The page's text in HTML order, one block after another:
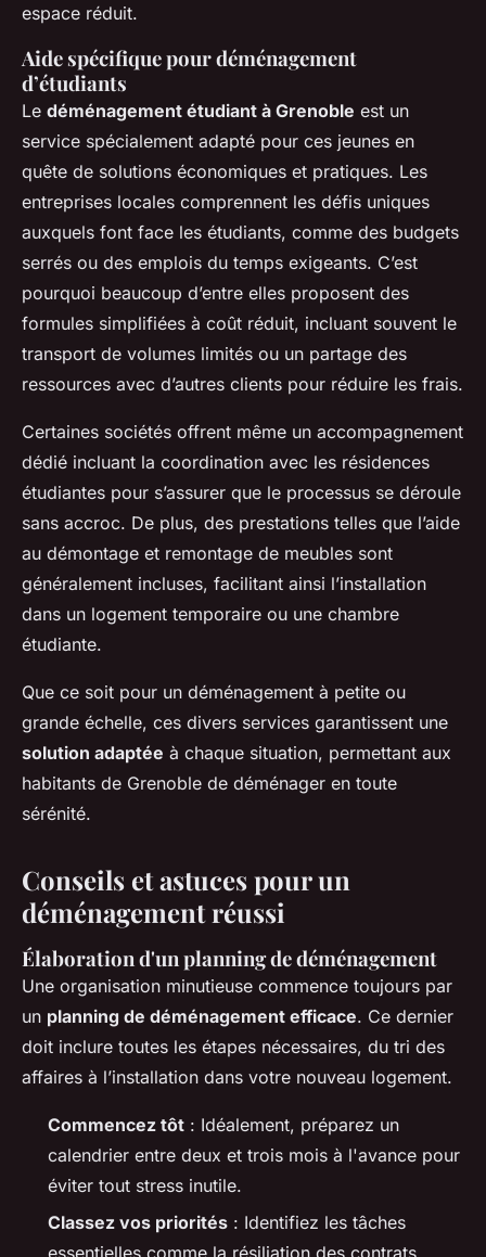
espace réduit.
Aide spécifique pour déménagement
d’étudiants
Le déménagement étudiant à Grenoble est un
service spécialement adapté pour ces jeunes en
quête de solutions économiques et pratiques. Les
entreprises locales comprennent les défis uniques
auxquels font face les étudiants, comme des budgets
serrés ou des emplois du temps exigeants. C’est
pourquoi beaucoup d’entre elles proposent des
formules simplifiées à coût réduit, incluant souvent le
transport de volumes limités ou un partage des
ressources avec d’autres clients pour réduire les frais.
Certaines sociétés offrent même un accompagnement
dédié incluant la coordination avec les résidences
étudiantes pour s’assurer que le processus se déroule
sans accroc. De plus, des prestations telles que l’aide
au démontage et remontage de meubles sont
généralement incluses, facilitant ainsi l’installation
dans un logement temporaire ou une chambre
étudiante.
Que ce soit pour un déménagement à petite ou
grande échelle, ces divers services garantissent une
solution adaptée à chaque situation, permettant aux
habitants de Grenoble de déménager en toute
sérénité.
Conseils et astuces pour un
déménagement réussi
Élaboration d'un planning de déménagement
Une organisation minutieuse commence toujours par
un planning de déménagement efficace. Ce dernier
doit inclure toutes les étapes nécessaires, du tri des
affaires à l’installation dans votre nouveau logement.
Commencez tôt : Idéalement, préparez un
calendrier entre deux et trois mois à l'avance pour
éviter tout stress inutile.
Classez vos priorités : Identifiez les tâches